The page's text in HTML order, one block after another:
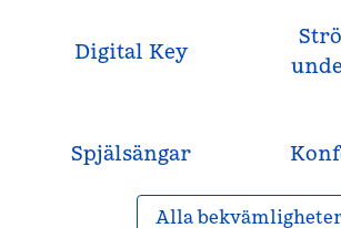
Digital Key
Spjälsängar
Alla